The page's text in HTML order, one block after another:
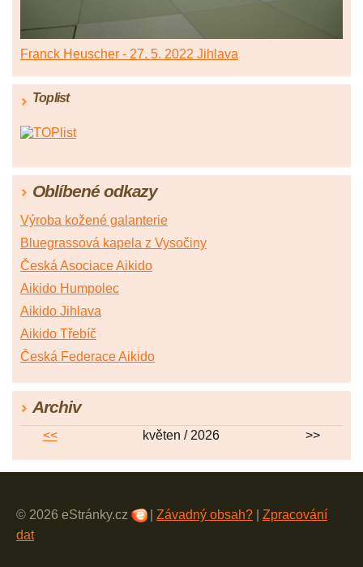
Franck Heuscher - 27. 5. 2022 Jihlava
Toplist
Oblíbené odkazy
Výroba kožené galanterie
Bluegrassová kapela z Vysočiny
Česká Asociace Aikido
Aikido Humpolec
Aikido Jihlava
Aikido Třebíč
Česká Federace Aikido
Archiv
<< květen / 2026 >>
© 2026 eStránky.cz Závadný obsah?
Zpracování
dat